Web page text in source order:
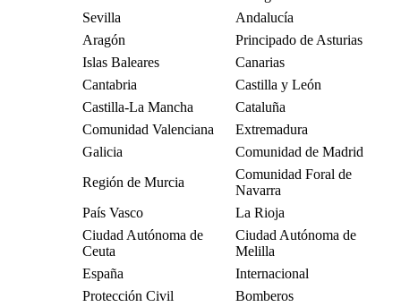
Sevilla
Andalucía
Aragón
Principado de Asturias
Islas Baleares
Canarias
Cantabria
Castilla y León
Castilla-La Mancha
Cataluña
Comunidad Valenciana
Extremadura
Galicia
Comunidad de Madrid
Región de Murcia
Comunidad Foral de
Navarra
País Vasco
La Rioja
Ciudad Autónoma de
Ceuta
Ciudad Autónoma de
Melilla
España
Internacional
Protección Civil
Bomberos